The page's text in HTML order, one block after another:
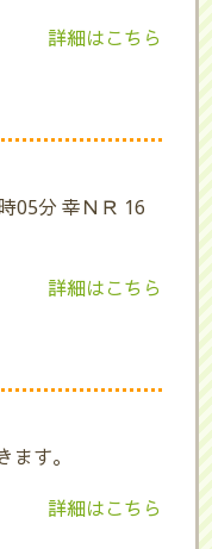
詳細はこちら
05分 幸ＮＲ 16
詳細はこちら
す。
詳細はこちら